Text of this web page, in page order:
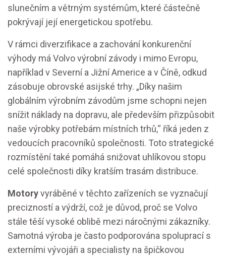
slunečním a větrným systémům, které částečně
pokrývají její energetickou spotřebu.
V rámci diverzifikace a zachování konkurenční
výhody má Volvo výrobní závody i mimo Evropu,
například v Severní a Jižní Americe a v Číně, odkud
zásobuje obrovské asijské trhy. „Díky našim
globálním výrobním závodům jsme schopni nejen
snížit náklady na dopravu, ale především přizpůsobit
naše výrobky potřebám místních trhů,“ říká jeden z
vedoucích pracovníků společnosti. Toto strategické
rozmístění také pomáhá snižovat uhlíkovou stopu
celé společnosti díky kratším trasám distribuce.
Motoryvyráběné v těchto zařízeních se vyznačují
precizností a výdrží, což je důvod, proč se Volvo
stále těší vysoké oblibě mezi náročnými zákazníky.
Samotná výroba je často podporována spoluprací s
externími vývojáři a specialisty na špičkovou